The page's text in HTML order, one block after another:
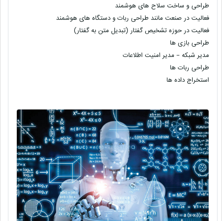
طراحی و ساخت سلاح های هوشمند
فعالیت در صنعت مانند طراحی ربات و دستگاه های هوشمند
فعالیت در حوزه تشخیص گفتار (تبدیل متن به گفتار)
طراحی بازی ها
مدیر شبکه – مدیر امنیت اطلاعات
طراحی ربات ها
استخراج داده ها